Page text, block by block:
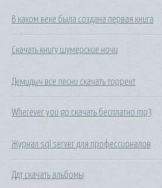
В каком веке была создана первая книга
Скачать книгу шумерские ночи
Демидыч все песни скачать торрент
Wherever you go скачать бесплатно mp3
Журнал sql server для профессионалов
Ддт скачать альбомы